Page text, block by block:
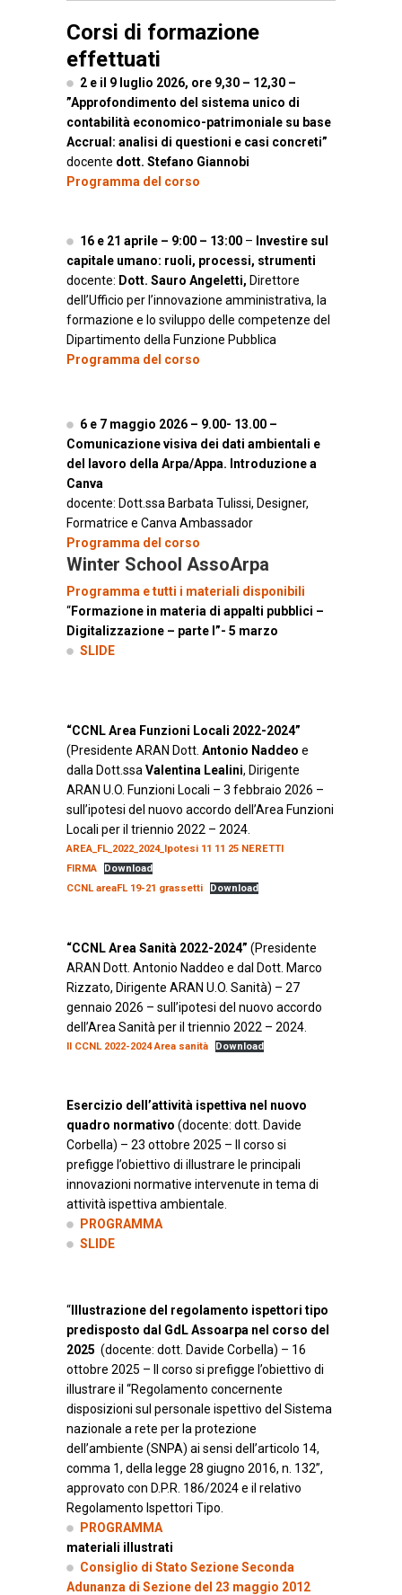
Corsi di formazione
effettuati
2 e il 9 luglio 2026, ore 9,30 – 12,30 –
”Approfondimento del sistema unico di
contabilità economico-patrimoniale su base
Accrual: analisi di questioni e casi concreti”
docente dott. Stefano Giannobi
Programma del corso
16 e 21 aprile – 9:00 – 13:00 – Investire sul
capitale umano: ruoli, processi, strumenti
docente: Dott. Sauro Angeletti, Direttore
dell’Ufficio per l’innovazione amministrativa, la
formazione e lo sviluppo delle competenze del
Dipartimento della Funzione Pubblica
Programma del corso
6 e 7 maggio 2026 – 9.00- 13.00 –
Comunicazione visiva dei dati ambientali e
del lavoro della Arpa/Appa. Introduzione a
Canva
docente: Dott.ssa Barbata Tulissi, Designer,
Formatrice e Canva Ambassador
Programma del corso
Winter School AssoArpa
Programma e tutti i materiali disponibili
“Formazione in materia di appalti pubblici –
Digitalizzazione – parte I”- 5 marzo
SLIDE
“CCNL Area Funzioni Locali 2022-2024”
(Presidente ARAN Dott. Antonio Naddeo e
dalla Dott.ssa Valentina Lealini, Dirigente
ARAN U.O. Funzioni Locali – 3 febbraio 2026 –
sull’ipotesi del nuovo accordo dell’Area Funzioni
Locali per il triennio 2022 – 2024.
AREA_FL_2022_2024_Ipotesi 11 11 25 NERETTI
FIRMA
Download
CCNL areaFL 19-21 grassetti
Download
“CCNL Area Sanità 2022-2024” (Presidente
ARAN Dott. Antonio Naddeo e dal Dott. Marco
Rizzato, Dirigente ARAN U.O. Sanità) – 27
gennaio 2026 – sull’ipotesi del nuovo accordo
dell’Area Sanità per il triennio 2022 – 2024.
Il CCNL 2022-2024 Area sanità Download
Esercizio dell’attività ispettiva nel nuovo
quadro normativo (docente: dott. Davide
Corbella) – 23 ottobre 2025 – Il corso si
prefigge l’obiettivo di illustrare le principali
innovazioni normative intervenute in tema di
attività ispettiva ambientale.
PROGRAMMA
SLIDE
“ Illustrazione del regolamento ispettori tipo
predisposto dal GdL Assoarpa nel corso del
2025 (docente: dott. Davide Corbella) – 16
ottobre 2025 – Il corso si prefigge l’obiettivo di
illustrare il “Regolamento concernente
disposizioni sul personale ispettivo del Sistema
nazionale a rete per la protezione
dell’ambiente (SNPA) ai sensi dell’articolo 14,
comma 1, della legge 28 giugno 2016, n. 132”,
approvato con D.P.R. 186/2024 e il relativo
Regolamento Ispettori Tipo.
PROGRAMMA
materiali illustrati
Consiglio di Stato Sezione Seconda
Adunanza di Sezione del 23 maggio 2012